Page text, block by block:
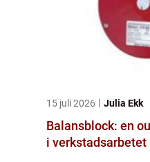
15 juli 2026 Julia Ekk
Balansblock: en
i verkstadsarbetet